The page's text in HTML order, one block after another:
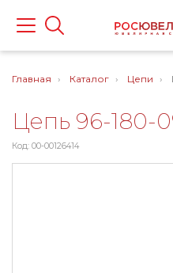
Главная Каталог Цепи
Цепь 96-180-
Код: 00-00126414